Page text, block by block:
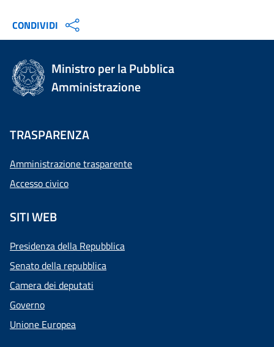
CONDIVIDI
Ministro per la Pubblica
Amministrazione
TRASPARENZA
Amministrazione trasparente
Accesso civico
SITI WEB
Presidenza della Repubblica
Senato della repubblica
Camera dei deputati
Governo
Unione Europea